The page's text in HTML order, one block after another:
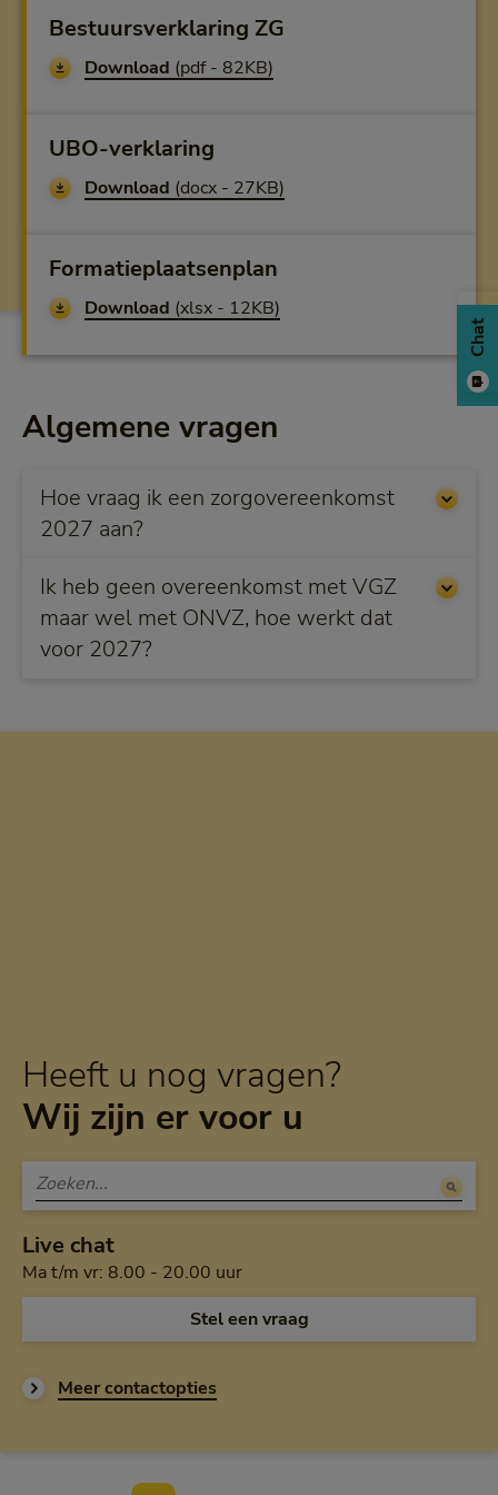
Bestuursverklaring ZG
Download (pdf - 82KB)
UBO-verklaring
Download (docx - 27KB)
Formatieplaatsenplan
Download (xlsx - 12KB)
Algemene vragen
Hoe vraag ik een zorgovereenkomst
2027 aan?
Ik heb geen overeenkomst met VGZ
maar wel met ONVZ, hoe werkt dat
voor 2027?
Heeft u nog vragen?
Wij zijn er voor u
Live chat
Ma t/m vr: 8.00 - 20.00 uurMaandag tot en met vrijdag
Open de chat en
Stel een vraag
Meer contactopties
Chat